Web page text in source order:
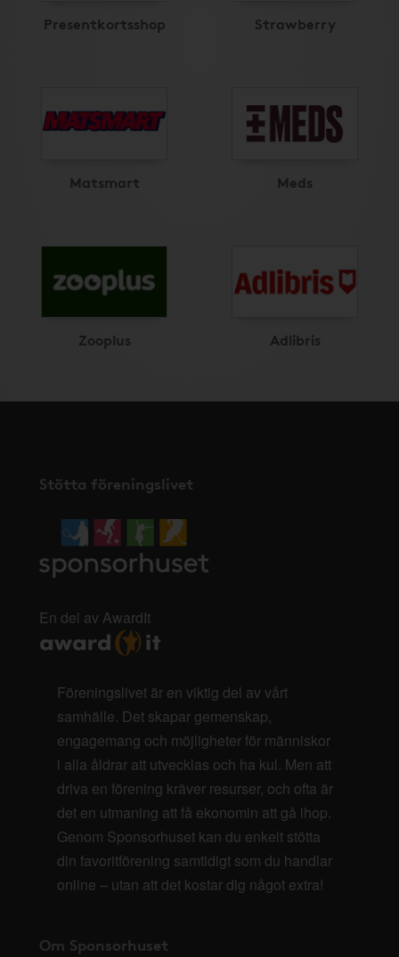
Presentkortsshop Strawberry
Matsmart Meds
Zooplus Adlibris
Stötta föreningslivet
En del av AwardIt
Föreningslivet är en viktig del av vårt
samhälle. Det skapar gemenskap,
engagemang och möjligheter för människor
i alla åldrar att utvecklas och ha kul. Men att
driva en förening kräver resurser, och ofta är
det en utmaning att få ekonomin att gå ihop.
Genom Sponsorhuset kan du enkelt stötta
din favoritförening samtidigt som du handlar
online – utan att det kostar dig något extra!
Om Sponsorhuset